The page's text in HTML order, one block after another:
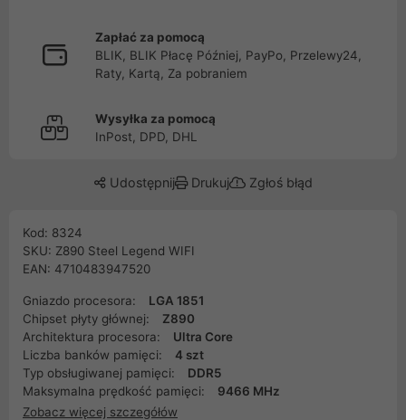
Zapłać za pomocą
BLIK, BLIK Płacę Później, PayPo, Przelewy24,
Raty, Kartą, Za pobraniem
Wysyłka za pomocą
InPost, DPD, DHL
Udostępnij Drukuj Zgłoś błąd
Kod: 8324
SKU: Z890 Steel Legend WIFI
EAN: 4710483947520
Gniazdo procesora:
LGA 1851
Chipset płyty głównej:
Z890
Architektura procesora:
Ultra Core
Liczba banków pamięci:
4 szt
Typ obsługiwanej pamięci:
DDR5
Maksymalna prędkość pamięci:
9466 MHz
Zobacz więcej szczegółów